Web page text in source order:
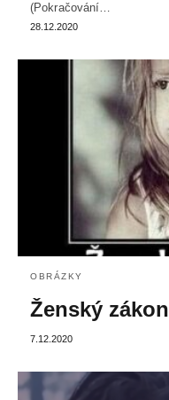
(Pokračování…
28.12.2020
OBRÁZKY
Ženský zákon
7.12.2020